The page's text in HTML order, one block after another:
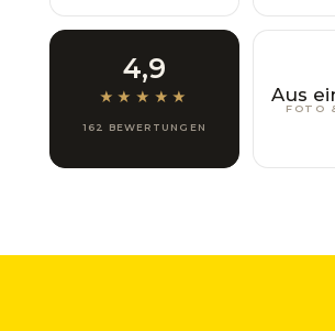
4,9
★★★★★
162 BEWERTUNGEN
Aus
FOTO